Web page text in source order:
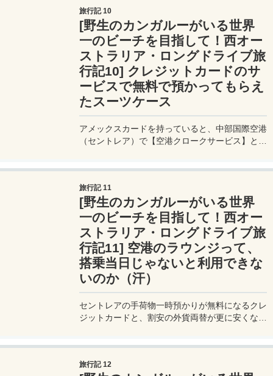
旅行記 10
[野生のカンガルーがいる世界
一のビーチを目指して！西オー
ストラリア・ロングドライブ旅
行記10] クレジットカードのサ
ービスで無料で預かってもらえ
たスーツケース
アメックスカードを持っていると、中部国際空港
（セントレア）で【空港クロークサービス】とい
旅行記 11
[野生のカンガルーがいる世界
一のビーチを目指して！西オー
ストラリア・ロングドライブ旅
行記11] 空港のラウンジって、
搭乗当日じゃないと利用できな
いのか（汗）
セントレアの手荷物一時預かりが無料になるクレ
ジットカードと、割安の外貨両替が更に安くなる
旅行記 12